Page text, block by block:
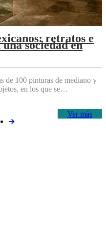
retratos e
sociedad en
de 100 pinturas de mediano y
en los que se…
Ver más